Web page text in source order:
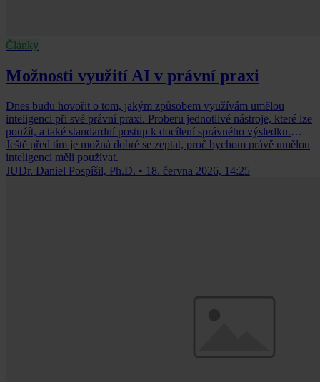
Články
Možnosti využití AI v právní praxi
Dnes budu hovořit o tom, jakým způsobem využívám umělou
inteligenci při své právní praxi. Proberu jednotlivé nástroje, které lze
použít, a také standardní postup k docílení správného výsledku.
Ještě před tím je možná dobré se zeptat, proč bychom právě umělou
inteligenci měli používat.
JUDr. Daniel Pospíšil, Ph.D. • 18. června 2026, 14:25